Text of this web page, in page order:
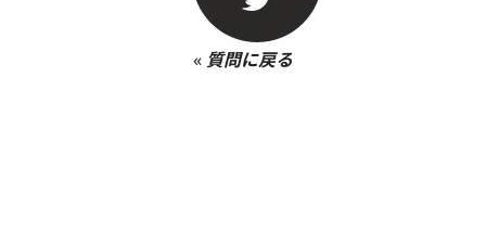
« 質問に戻る